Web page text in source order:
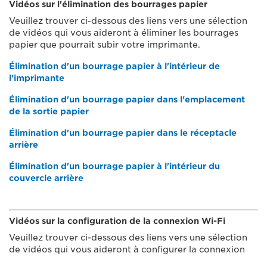
Vidéos sur l'élimination des bourrages papier
Veuillez trouver ci-dessous des liens vers une sélection
de vidéos qui vous aideront à éliminer les bourrages
papier que pourrait subir votre imprimante.
Élimination d'un bourrage papier à l'intérieur de
l'imprimante
Élimination d'un bourrage papier dans l'emplacement
de la sortie papier
Élimination d'un bourrage papier dans le réceptacle
arrière
Élimination d'un bourrage papier à l'intérieur du
couvercle arrière
Vidéos sur la configuration de la connexion Wi-Fi
Veuillez trouver ci-dessous des liens vers une sélection
de vidéos qui vous aideront à configurer la connexion